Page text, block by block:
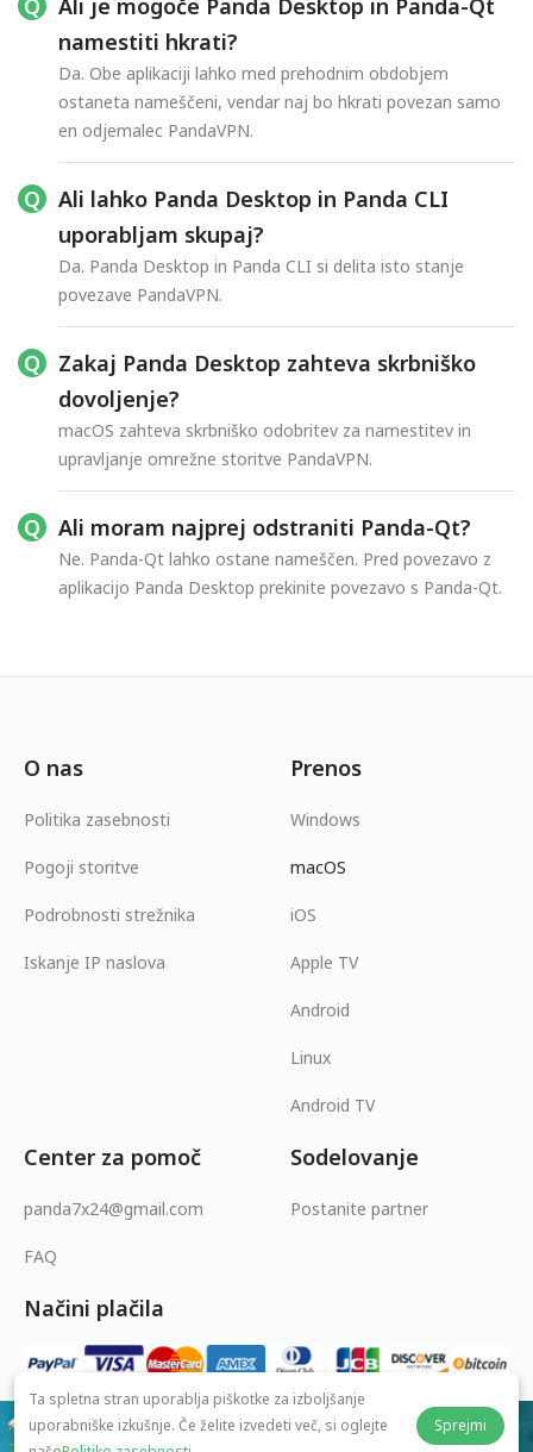
Ali je mogoče Panda Desktop in Panda-Qt
namestiti hkrati?
Da. Obe aplikaciji lahko med prehodnim obdobjem
ostaneta nameščeni, vendar naj bo hkrati povezan samo
en odjemalec PandaVPN.
Ali lahko Panda Desktop in Panda CLI
uporabljam skupaj?
Da. Panda Desktop in Panda CLI si delita isto stanje
povezave PandaVPN.
Zakaj Panda Desktop zahteva skrbniško
dovoljenje?
macOS zahteva skrbniško odobritev za namestitev in
upravljanje omrežne storitve PandaVPN.
Ali moram najprej odstraniti Panda-Qt?
Ne. Panda-Qt lahko ostane nameščen. Pred povezavo z
aplikacijo Panda Desktop prekinite povezavo s Panda-Qt.
$2.49/Mesec
O nas
Politika zasebnosti
Pogoji storitve
Podrobnosti strežnika
Iskanje IP naslova
Prenos
Windows
macOS
iOS
Apple TV
Android
Linux
Android TV
Center za pomoč
panda7x24@gmail.com
FAQ
Sodelovanje
Postanite partner
Načini plačila
Ta spletna stran uporablja piškotke za izboljšanje
uporabniške izkušnje. Če želite izvedeti več, si oglejte
Sprejmi